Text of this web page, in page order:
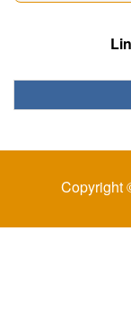
Copyright